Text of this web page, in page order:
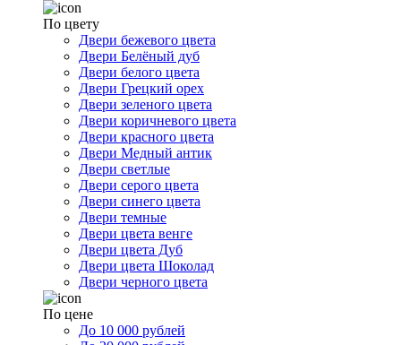
По цвету
Двери бежевого цвета
Двери Белёный дуб
Двери белого цвета
Двери Грецкий орех
Двери зеленого цвета
Двери коричневого цвета
Двери красного цвета
Двери Медный антик
Двери светлые
Двери серого цвета
Двери синего цвета
Двери темные
Двери цвета венге
Двери цвета Дуб
Двери цвета Шоколад
Двери черного цвета
По цене
До 10 000 рублей